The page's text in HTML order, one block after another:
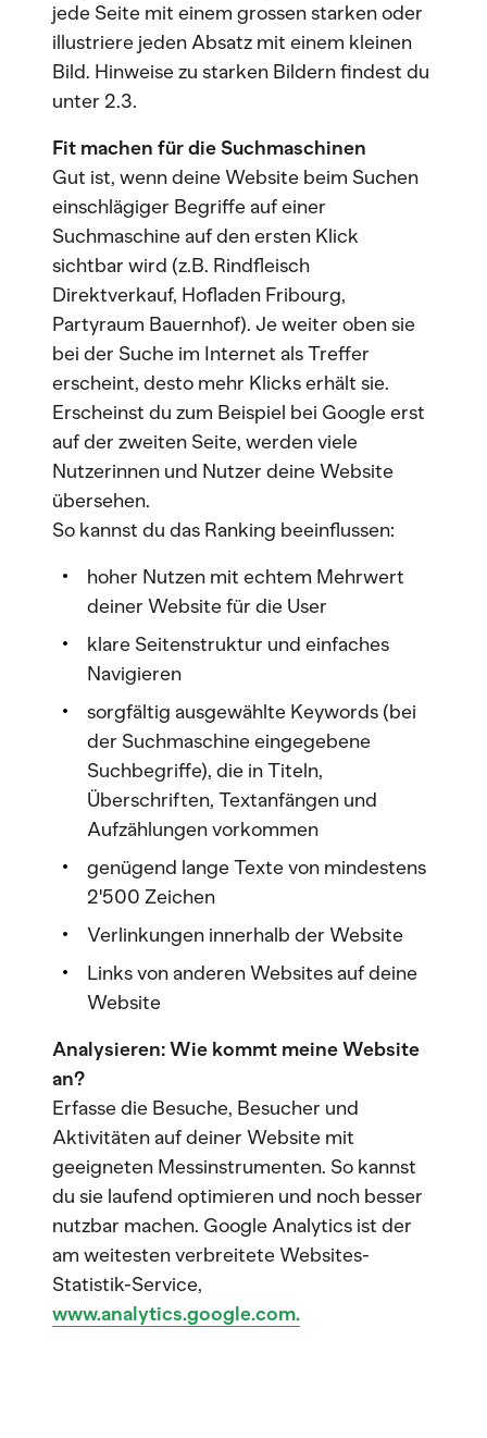
jede Seite mit einem grossen starken oder
illustriere jeden Absatz mit einem kleinen
Bild. Hinweise zu starken Bildern findest du
unter 2.3.
Fit machen für die Suchmaschinen
Gut ist, wenn deine Website beim Suchen
einschlägiger Begriffe auf einer
Suchmaschine auf den ersten Klick
sichtbar wird (z.B. Rindfleisch
Direktverkauf, Hofladen Fribourg,
Partyraum Bauernhof). Je weiter oben sie
bei der Suche im Internet als Treffer
erscheint, desto mehr Klicks erhält sie.
Erscheinst du zum Beispiel bei Google erst
auf der zweiten Seite, werden viele
Nutzerinnen und Nutzer deine Website
übersehen.
So kannst du das Ranking beeinflussen:
hoher Nutzen mit echtem Mehrwert
deiner Website für die User
klare Seitenstruktur und einfaches
Navigieren
sorgfältig ausgewählte Keywords (bei
der Suchmaschine eingegebene
Suchbegriffe), die in Titeln,
Überschriften, Textanfängen und
Aufzählungen vorkommen
genügend lange Texte von mindestens
2'500 Zeichen
Verlinkungen innerhalb der Website
Links von anderen Websites auf deine
Website
Analysieren: Wie kommt meine Website
an?
Erfasse die Besuche, Besucher und
Aktivitäten auf deiner Website mit
geeigneten Messinstrumenten. So kannst
du sie laufend optimieren und noch besser
nutzbar machen. Google Analytics ist der
am weitesten verbreitete Websites-
Statistik-Service,
www.analytics.google.com.